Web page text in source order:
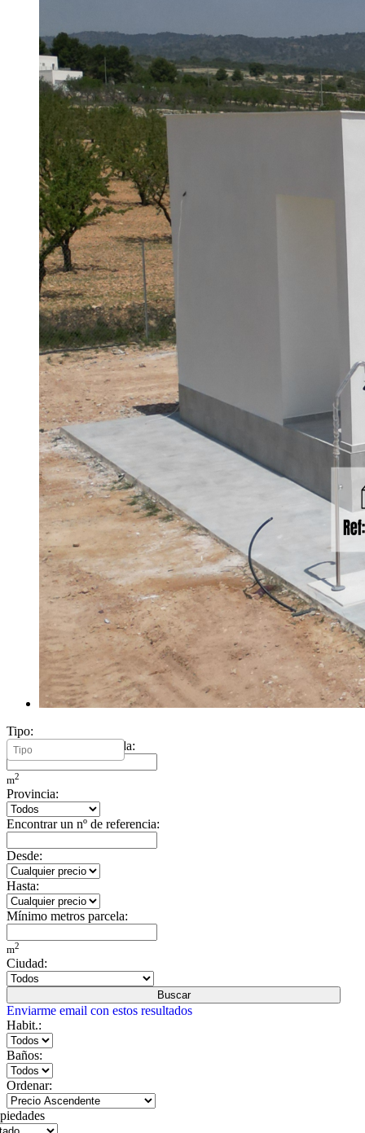
Tipo:
Mínimo metros vivienda:
m2
Provincia:
Encontrar un nº de referencia:
Desde:
Hasta:
Mínimo metros parcela:
m2
Ciudad:
Buscar
Enviarme email con estos resultados
Habit.:
Baños:
Ordenar: